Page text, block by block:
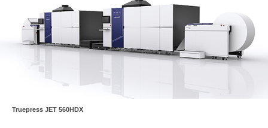
Truepress JET 560HDX